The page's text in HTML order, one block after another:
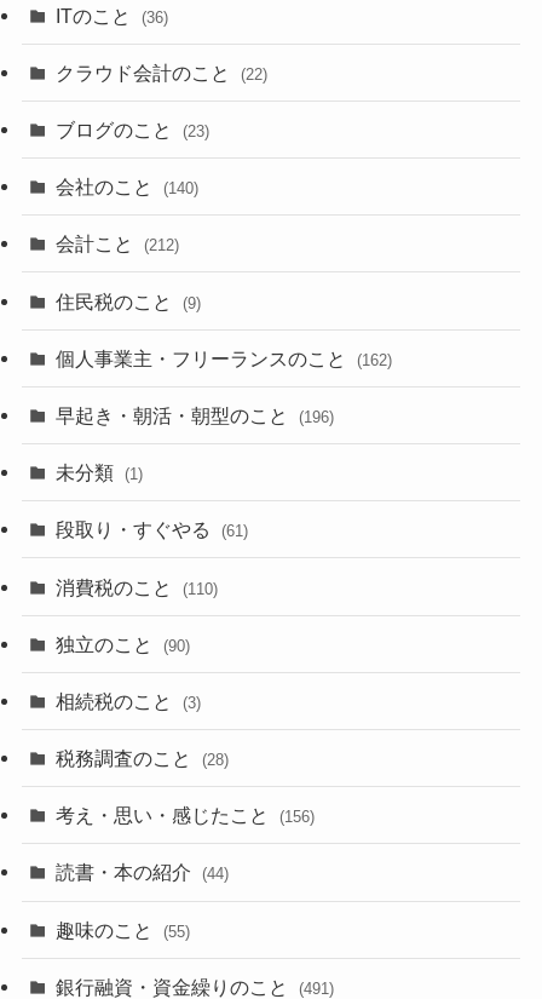
ITのこと (36)
クラウド会計のこと (22)
ブログのこと (23)
会社のこと (140)
会計こと (212)
住民税のこと (9)
個人事業主・フリーランスのこと (162)
早起き・朝活・朝型のこと (196)
未分類 (1)
段取り・すぐやる (61)
消費税のこと (110)
独立のこと (90)
相続税のこと (3)
税務調査のこと (28)
考え・思い・感じたこと (156)
読書・本の紹介 (44)
趣味のこと (55)
銀行融資・資金繰りのこと (491)